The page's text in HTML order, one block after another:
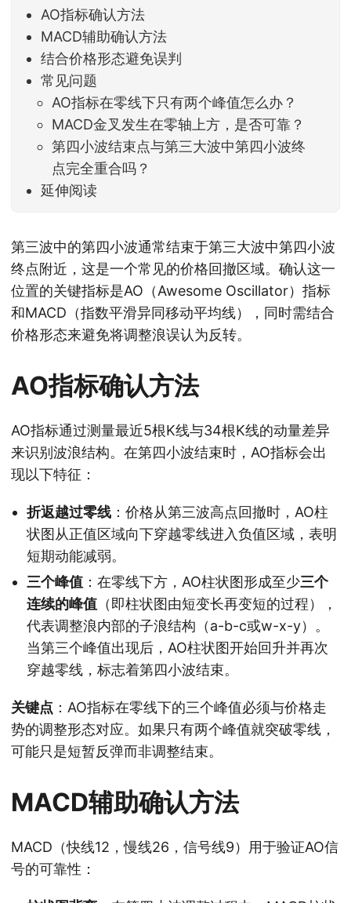
家感受到了春天般的暖风。指数涨了百点，交易额
回暖到2
AO指标确认方法
MACD辅助确认方法
结合价格形态避免误判
常见问题
AO指标在零线下只有两个峰值怎么办？
MACD金叉发生在零轴上方，是否可靠？
第四小波结束点与第三大波中第四小波终
点完全重合吗？
延伸阅读
第三波中的第四小波通常结束于第三大波中第四小波
终点附近，这是一个常见的价格回撤区域。确认这一
位置的关键指标是AO（Awesome Oscillator）指标
和MACD（指数平滑异同移动平均线），同时需结合
价格形态来避免将调整浪误认为反转。
AO指标确认方法
AO指标通过测量最近5根K线与34根K线的动量差异
来识别波浪结构。在第四小波结束时，AO指标会出
现以下特征：
折返越过零线 ：价格从第三波高点回撤时，AO柱
状图从正值区域向下穿越零线进入负值区域，表明
短期动能减弱。
三个峰值 ：在零线下方，AO柱状图形成至少三个
连续的峰值 （即柱状图由短变长再变短的过程），
代表调整浪内部的子浪结构（a-b-c或w-x-y）。
当第三个峰值出现后，AO柱状图开始回升并再次
穿越零线，标志着第四小波结束。
关键点 ：AO指标在零线下的三个峰值必须与价格走
势的调整形态对应。如果只有两个峰值就突破零线，
可能只是短暂反弹而非调整结束。
MACD辅助确认方法
MACD（快线12，慢线26，信号线9）用于验证AO信
号的可靠性：